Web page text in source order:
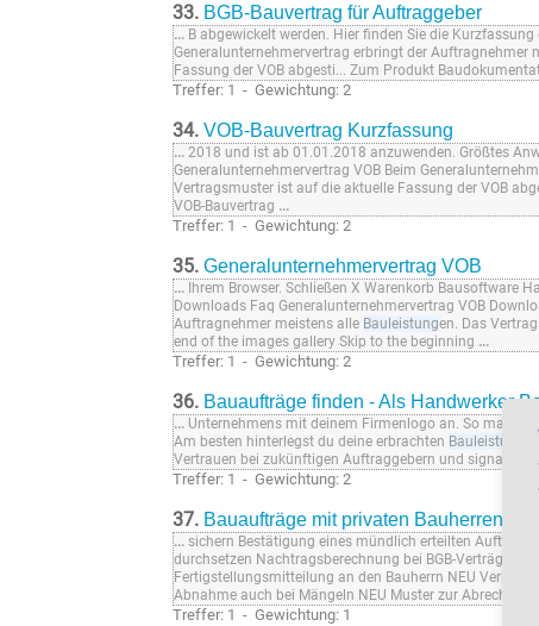
33. BGB-Bauvertrag für Auftraggeber
... B abgewickelt werden. Hier finden Sie die
Generalunternehmervertrag erbringt der Auftragnehmer
Fassung der VOB abgesti... Zum Produkt
Treffer: 1 - Gewichtung: 2
34. VOB-Bauvertrag Kurzfassung
... 2018 und ist ab 01.01.2018 anzuwenden. Größtes
Generalunternehmervertrag VOB Beim
Vertragsmuster ist auf die aktuelle Fassung der VOB
VOB-Bauvertrag ...
Treffer: 1 - Gewichtung: 2
35. Generalunternehmervertrag VOB
... Ihrem Browser. Schließen X Warenkorb Bausoftware
Downloads Faq Generalunternehmervertrag VOB
Auftragnehmer meistens alle Bauleistungen. Das
end of the images gallery Skip to the beginning ...
Treffer: 1 - Gewichtung: 2
36. Bauaufträge finden - Als Handwerker
... Unternehmens mit deinem Firmenlogo an. So machst
Am besten hinterlegst du deine erbrachten Bauleistung
Vertrauen bei zukünftigen Auftraggebern und
Treffer: 1 - Gewichtung: 2
37. Bauaufträge mit privaten Bauherren -
... sichern Bestätigung eines mündlich erteilten Auftrag
durchsetzen Nachtragsberechnung bei BGB-Verträgen
Fertigstellungsmitteilung an den Bauherrn NEU
Abnahme auch bei Mängeln NEU Muster zur
Treffer: 1 - Gewichtung: 1